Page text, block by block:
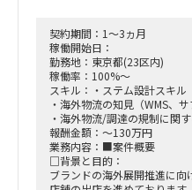
契約期間：1～3ヵ月
稼働開始日：
勤務地：東京都(23区内)
稼働率：100%～
スキル：・ステム設計スキル
・海外物流の知見（WMS、サ
・海外物流/調達の規制に関
報酬金額：～130万円
業務内容：■案件概要
□背景と目的：
ブランドの海外展開推進に